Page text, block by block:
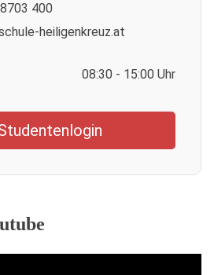
400
heiligenkreuz.at
08:30 - 15:00 Uhr